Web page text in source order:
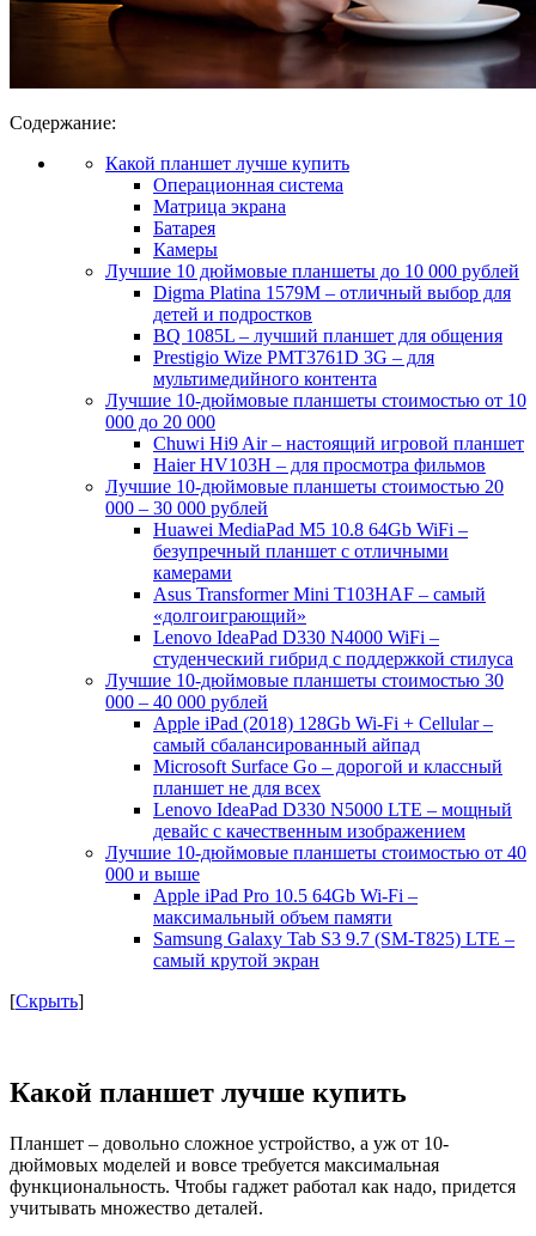
Содержание:
Какой планшет лучше купить
Операционная система
Матрица экрана
Батарея
Камеры
Лучшие 10 дюймовые планшеты до 10 000 рублей
Digma Platina 1579M – отличный выбор для
детей и подростков
BQ 1085L – лучший планшет для общения
Prestigio Wize PMT3761D 3G – для
мультимедийного контента
Лучшие 10-дюймовые планшеты стоимостью от 10
000 до 20 000
Chuwi Hi9 Air – настоящий игровой планшет
Haier HV103H – для просмотра фильмов
Лучшие 10-дюймовые планшеты стоимостью 20
000 – 30 000 рублей
Huawei MediaPad M5 10.8 64Gb WiFi –
безупречный планшет с отличными
камерами
Asus Transformer Mini T103HAF – самый
«долгоиграющий»
Lenovo IdeaPad D330 N4000 WiFi –
студенческий гибрид с поддержкой стилуса
Лучшие 10-дюймовые планшеты стоимостью 30
000 – 40 000 рублей
Apple iPad (2018) 128Gb Wi-Fi + Cellular –
самый сбалансированный айпад
Microsoft Surface Go – дорогой и классный
планшет не для всех
Lenovo IdeaPad D330 N5000 LTE – мощный
девайс с качественным изображением
Лучшие 10-дюймовые планшеты стоимостью от 40
000 и выше
Apple iPad Pro 10.5 64Gb Wi-Fi –
максимальный объем памяти
Samsung Galaxy Tab S3 9.7 (SM-T825) LTE –
самый крутой экран
[Скрыть]
Какой планшет лучше купить
Планшет – довольно сложное устройство, а уж от 10-
дюймовых моделей и вовсе требуется максимальная
функциональность. Чтобы гаджет работал как надо, придется
учитывать множество деталей.